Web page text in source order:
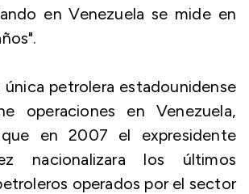
en Venezuela se mide en
única petrolera estadounidense
operaciones en Venezuela,
en 2007 el expresidente
nacionalizara los últimos
operados por el sector